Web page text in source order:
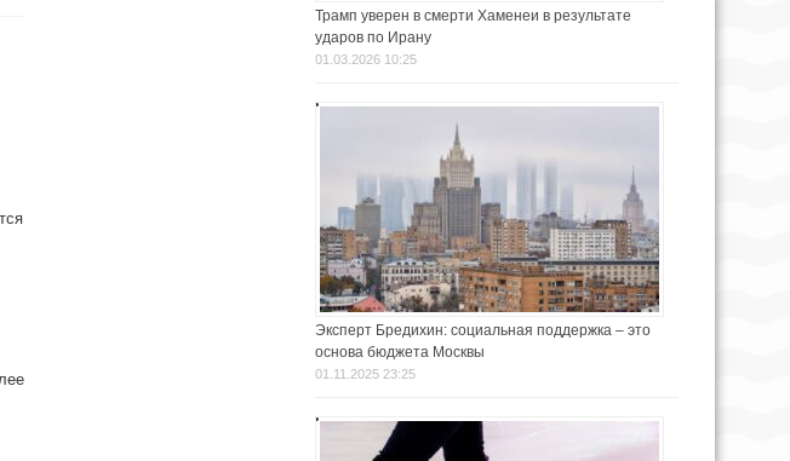
Трамп уверен в смерти Хаменеи в результате
ударов по Ирану
01.03.2026 10:25
Эксперт Бредихин: социальная поддержка – это
основа бюджета Москвы
01.11.2025 23:25